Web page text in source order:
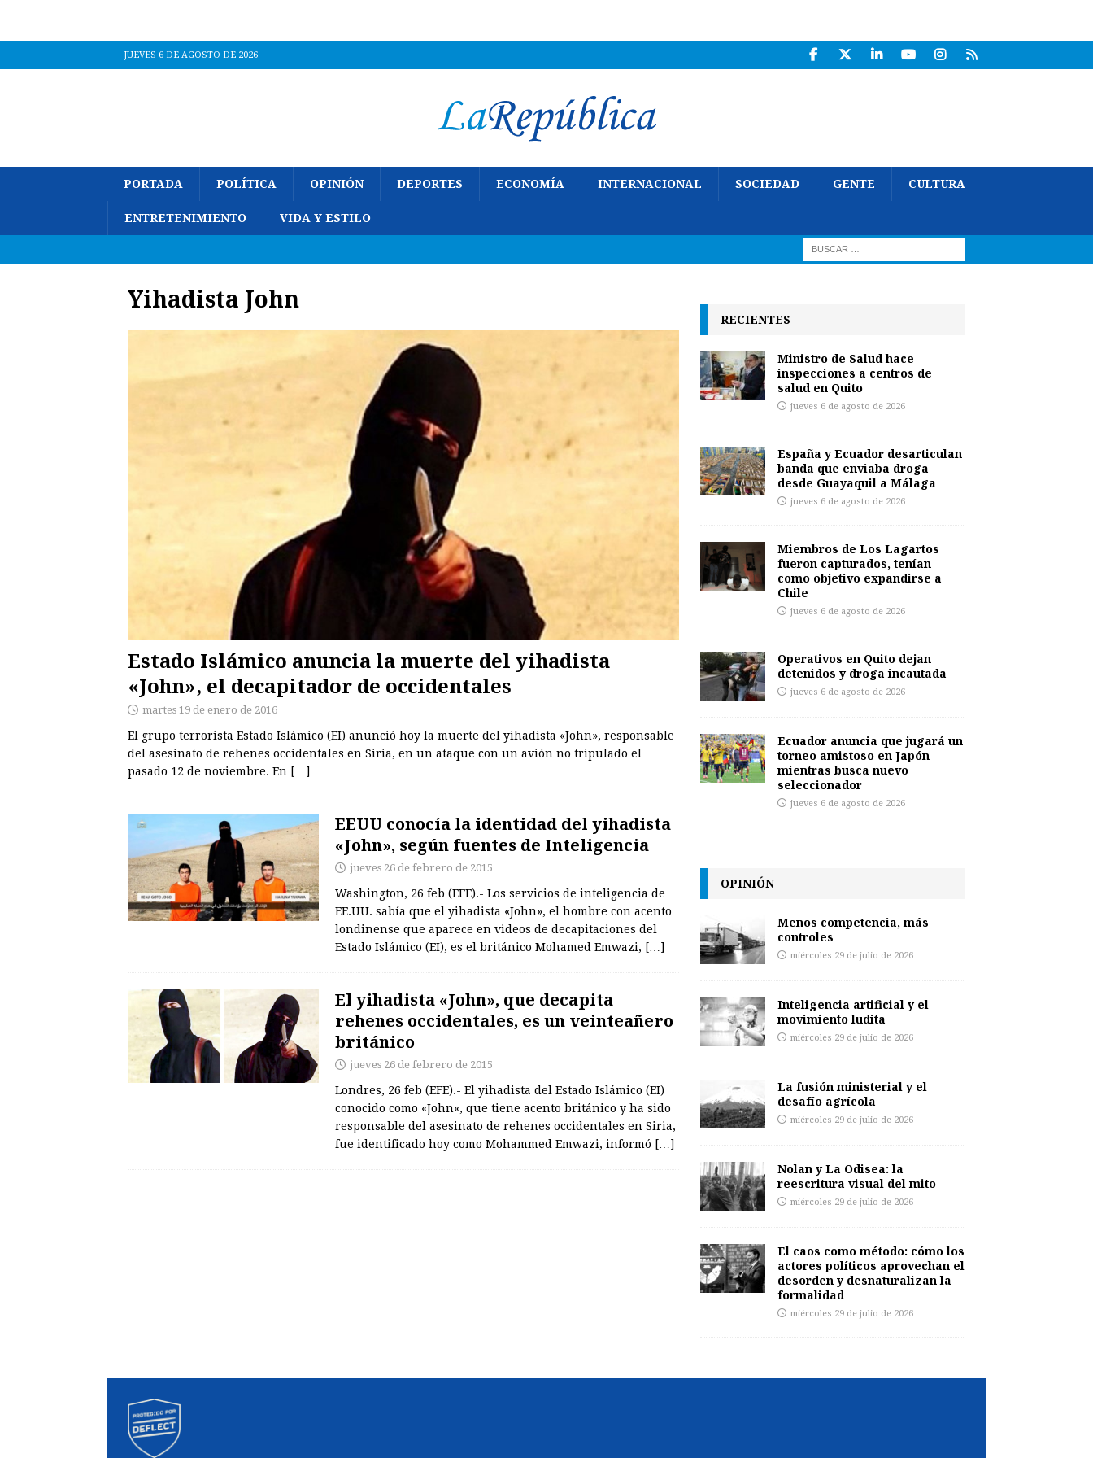
JUEVES 6 DE AGOSTO DE 2026
PORTADA POLÍTICA OPINIÓN DEPORTES ECONOMÍA INTERNACIONAL SOCIEDAD GENTE CULTURA
ENTRETENIMIENTO VIDA Y ESTILO
Yihadista John
Estado Islámico anuncia la muerte del yihadista
«John», el decapitador de occidentales
martes 19 de enero de 2016
El grupo terrorista Estado Islámico (EI) anunció hoy la muerte del yihadista «John», responsable
del asesinato de rehenes occidentales en Siria, en un ataque con un avión no tripulado el
pasado 12 de noviembre. En […]
EEUU conocía la identidad del yihadista
«John», según fuentes de Inteligencia
jueves 26 de febrero de 2015
Washington, 26 feb (EFE).- Los servicios de inteligencia de
EE.UU. sabía que el yihadista «John», el hombre con acento
londinense que aparece en videos de decapitaciones del
Estado Islámico (EI), es el británico Mohamed Emwazi, […]
El yihadista «John», que decapita
rehenes occidentales, es un veinteañero
británico
jueves 26 de febrero de 2015
Londres, 26 feb (EFE).- El yihadista del Estado Islámico (EI)
conocido como «John«, que tiene acento británico y ha sido
responsable del asesinato de rehenes occidentales en Siria,
fue identificado hoy como Mohammed Emwazi, informó […]
RECIENTES
Ministro de Salud hace
inspecciones a centros de
salud en Quito
jueves 6 de agosto de 2026
España y Ecuador desarticulan
banda que enviaba droga
desde Guayaquil a Málaga
jueves 6 de agosto de 2026
Miembros de Los Lagartos
fueron capturados, tenían
como objetivo expandirse a
Chile
jueves 6 de agosto de 2026
Operativos en Quito dejan
detenidos y droga incautada
jueves 6 de agosto de 2026
Ecuador anuncia que jugará un
torneo amistoso en Japón
mientras busca nuevo
seleccionador
jueves 6 de agosto de 2026
OPINIÓN
Menos competencia, más
controles
miércoles 29 de julio de 2026
Inteligencia artificial y el
movimiento ludita
miércoles 29 de julio de 2026
La fusión ministerial y el
desafío agrícola
miércoles 29 de julio de 2026
Nolan y La Odisea: la
reescritura visual del mito
miércoles 29 de julio de 2026
El caos como método: cómo los
actores políticos aprovechan el
desorden y desnaturalizan la
formalidad
miércoles 29 de julio de 2026